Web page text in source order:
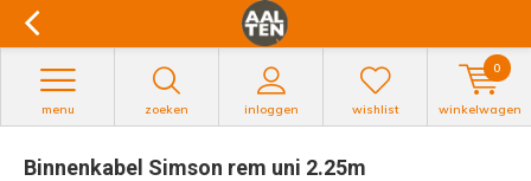
zoeken inloggen
menu wishlist winkelwagen
0
Binnenkabel Simson rem uni 2.25m